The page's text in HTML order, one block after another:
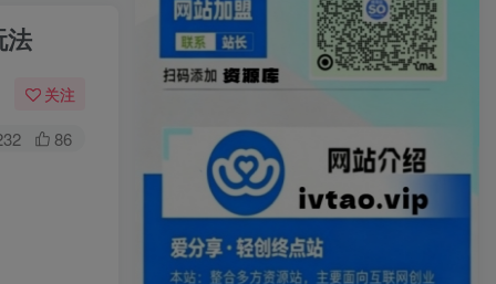
法
关注
86